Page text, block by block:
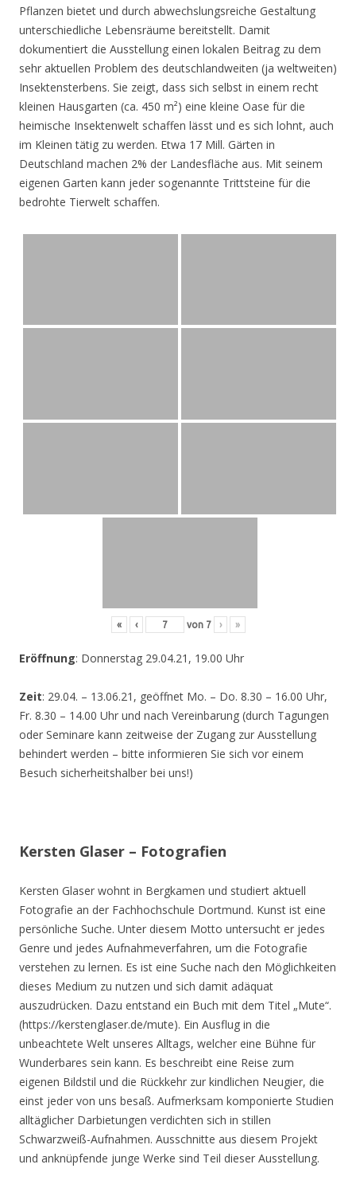
Pflanzen bietet und durch abwechslungsreiche Gestaltung
unterschiedliche Lebensräume bereitstellt. Damit
dokumentiert die Ausstellung einen lokalen Beitrag zu dem
sehr aktuellen Problem des deutschlandweiten (ja weltweiten)
Insektensterbens. Sie zeigt, dass sich selbst in einem recht
kleinen Hausgarten (ca. 450 m²) eine kleine Oase für die
heimische Insektenwelt schaffen lässt und es sich lohnt, auch
im Kleinen tätig zu werden. Etwa 17 Mill. Gärten in
Deutschland machen 2% der Landesfläche aus. Mit seinem
eigenen Garten kann jeder sogenannte Trittsteine für die
bedrohte Tierwelt schaffen.
« ‹ von 7 › »
Eröffnung: Donnerstag 29.04.21, 19.00 Uhr
Zeit: 29.04. – 13.06.21, geöffnet Mo. – Do. 8.30 – 16.00 Uhr,
Fr. 8.30 – 14.00 Uhr und nach Vereinbarung (durch Tagungen
oder Seminare kann zeitweise der Zugang zur Ausstellung
behindert werden – bitte informieren Sie sich vor einem
Besuch sicherheitshalber bei uns!)
Kersten Glaser – Fotografien
Kersten Glaser wohnt in Bergkamen und studiert aktuell
Fotografie an der Fachhochschule Dortmund. Kunst ist eine
persönliche Suche. Unter diesem Motto untersucht er jedes
Genre und jedes Aufnahmeverfahren, um die Fotografie
verstehen zu lernen. Es ist eine Suche nach den Möglichkeiten
dieses Medium zu nutzen und sich damit adäquat
auszudrücken. Dazu entstand ein Buch mit dem Titel „Mute“.
(https://kerstenglaser.de/mute). Ein Ausflug in die
unbeachtete Welt unseres Alltags, welcher eine Bühne für
Wunderbares sein kann. Es beschreibt eine Reise zum
eigenen Bildstil und die Rückkehr zur kindlichen Neugier, die
einst jeder von uns besaß. Aufmerksam komponierte Studien
alltäglicher Darbietungen verdichten sich in stillen
Schwarzweiß-Aufnahmen. Ausschnitte aus diesem Projekt
und anknüpfende junge Werke sind Teil dieser Ausstellung.